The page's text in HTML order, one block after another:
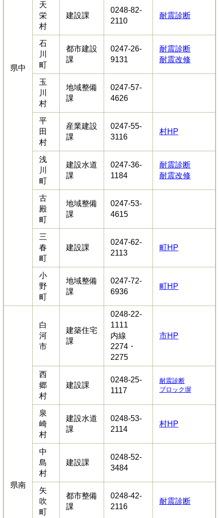
県中
天
栄
村
建設課
0248-82-
2110
耐震診断
石
川
町
都市建設
課
0247-26-
9131
耐震診断
耐震改修
玉
川
村
地域整備
課
0247-57-
4626
平
田
村
産業建設
課
0247-55-
3116
村HP
浅
川
町
建設水道
課
0247-36-
1184
耐震診断
耐震改修
古
殿
町
地域整備
課
0247-53-
4615
三
春
町
建設課
0247-62-
2113
町HP
小
野
町
地域整備
課
0247-72-
6936
町HP
県南
白
河
市
建築住宅
課
0248-22-
1111
内線
2274・
2275
市HP
西
郷
村
建設課
0248-25-
1117
耐震診断
ブロック塀
泉
崎
村
建設水道
課
0248-53-
2114
村HP
中
島
村
建設課
0248-52-
3484
矢
吹
町
都市整備
課
0248-42-
2116
耐震診断